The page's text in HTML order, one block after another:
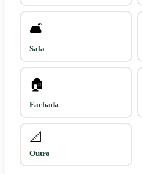
🛋️
Sala
🏠
Fachada
📐
Outro